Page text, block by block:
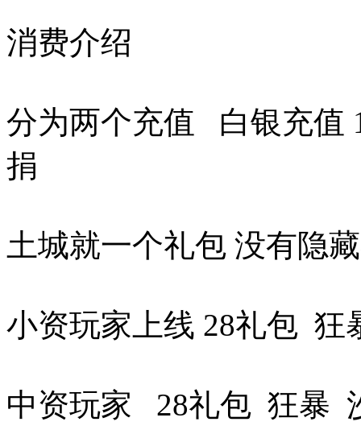
消费介绍
分为两个充值 白银充
捐
土城就一个礼包 没有隐
小资玩家上线 28礼包 狂
中资玩家 28礼包 狂暴